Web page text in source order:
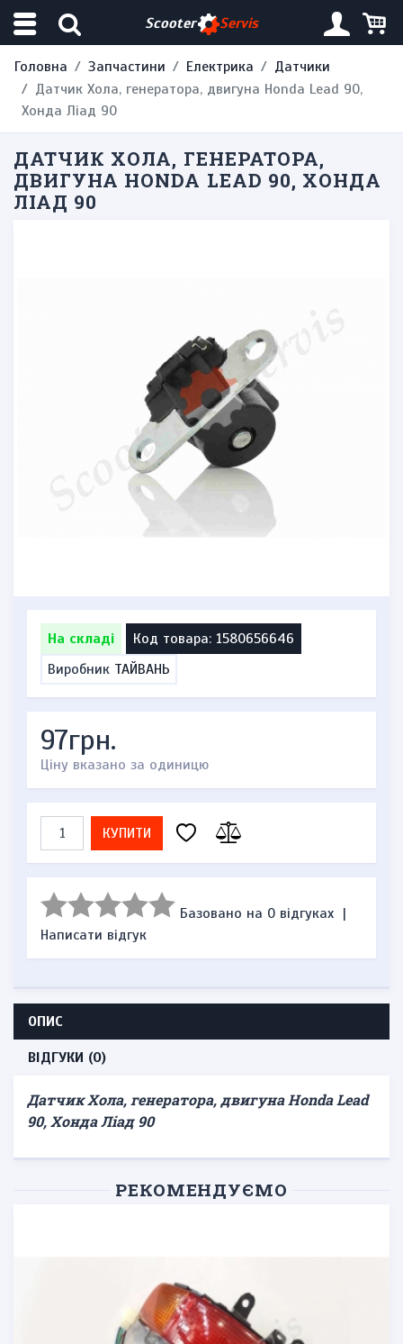
Scooter Servis
Головна Запчастини Електрика
Датчики
Датчик Хола, генератора, двигуна Honda Lead 90,
Хонда Ліад 90
ДАТЧИК ХОЛА, ГЕНЕРАТОРА,
ДВИГУНА HONDA LEAD 90, ХОНДА
ЛІАД 90
На складі
Код товара: 1580656646
Виробник ТАЙВАНЬ
97грн.
Ціну вказано за одиницю
КУПИТИ
Базовано на 0 відгуках |
Написати відгук
ОПИС
ВІДГУКИ (0)
Датчик Хола, генератора, двигуна Honda Lead
90, Хонда Ліад 90
РЕКОМЕНДУЄМО